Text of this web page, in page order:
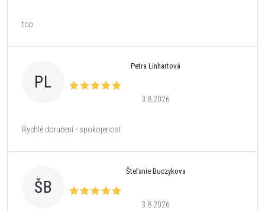
top
PL
Petra Linhartová
3.8.2026
Rychlé doručení - spokojenost
ŠB
Štefanie Buczykova
3.8.2026